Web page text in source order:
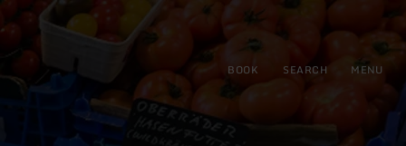
BOOK SEARCH MENU